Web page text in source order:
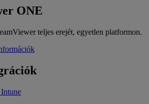
ONE
teljes erejét, egyetlen platformon.